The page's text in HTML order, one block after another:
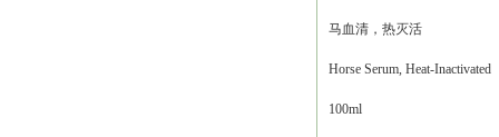
马血清，热灭活
Horse Serum, Heat-Inactivated
100ml